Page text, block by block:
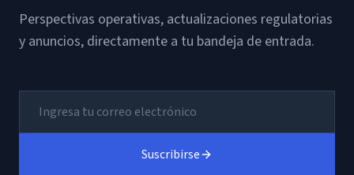
Perspectivas operativas, actualizaciones regulatorias
y anuncios, directamente a tu bandeja de entrada.
Suscribirse